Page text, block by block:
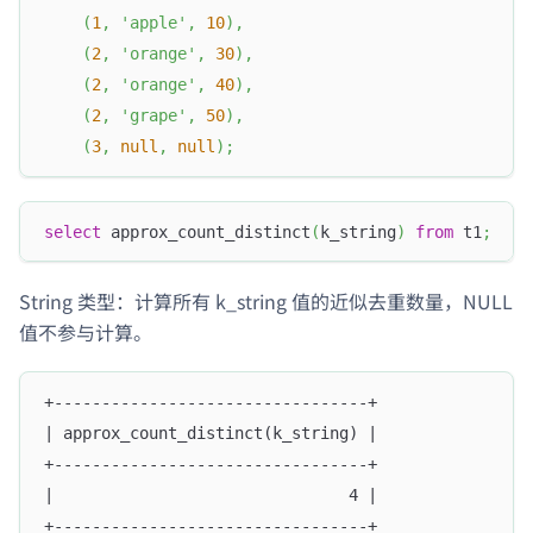
(1, 'apple' , 10) ,
(2, 'orange' , 30) ,
(2, 'orange' , 40) ,
(2, 'grape' , 50) ,
(3, null , null) ;
select approx_count_distinct (k_string) from t1 ;
String 类型：计算所有 k_string 值的近似去重数量，NULL
值不参与计算。
+---------------------------------+
| approx_count_distinct(k_string) |
+---------------------------------+
|                               4 |
+---------------------------------+